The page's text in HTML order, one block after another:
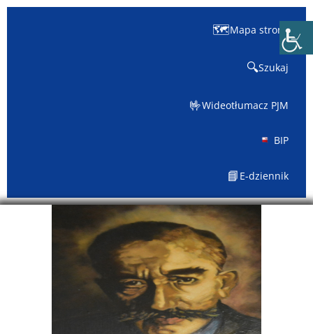
🗺️Mapa strony
🔍Szukaj
🤟Wideotłumacz PJM
BIP
📘 E-dziennik